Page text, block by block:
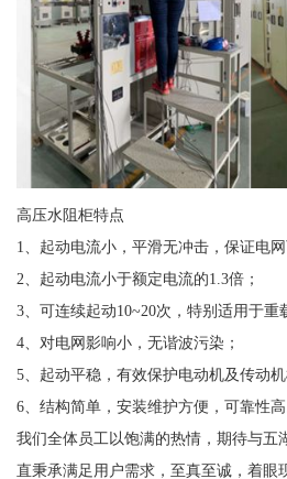
高压水阻柜特点
1、起动电流小，平滑无冲击，保证电
2、起动电流小于额定电流的1.3倍；
3、可连续起动10~20次，特别适用于重
4、对电网影响小，无谐波污染；
5、起动平稳，有效保护电动机及传动
6、结构简单，安装维护方便，可靠性高
我们全体员工以饱满的热情，期待与五
直秉承满足用户需求，至真至诚，着眼